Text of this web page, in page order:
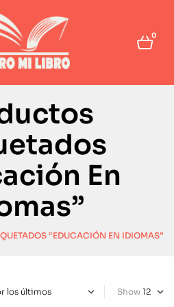
0
En
“EDUCACIÓN EN IDIOMAS”
Show